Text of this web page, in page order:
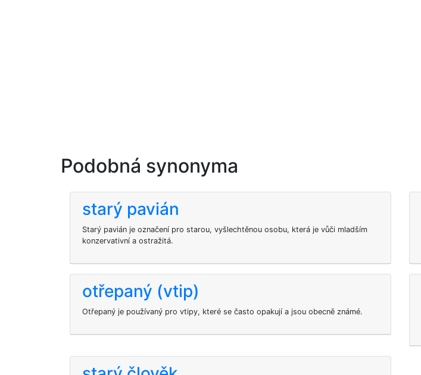
Podobná synonyma
starý pavián
Starý pavián je označení pro starou, vyšlechtěnou osobu, která je vůči mladším
konzervativní a ostražitá.
otřepaný (vtip)
Otřepaný je používaný pro vtipy, které se často opakují a jsou obecně známé.